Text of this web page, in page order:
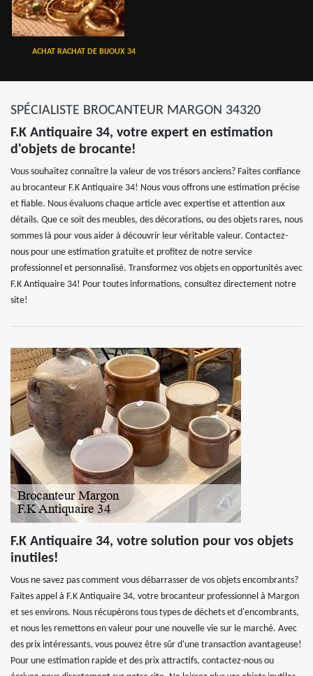
ACHAT RACHAT DE BIJOUX 34
SPÉCIALISTE BROCANTEUR MARGON 34320
F.K Antiquaire 34, votre expert en estimation
d'objets de brocante!
Vous souhaitez connaître la valeur de vos trésors anciens? Faites confiance
au brocanteur F.K Antiquaire 34! Nous vous offrons une estimation précise
et fiable. Nous évaluons chaque article avec expertise et attention aux
détails. Que ce soit des meubles, des décorations, ou des objets rares, nous
sommes là pour vous aider à découvrir leur véritable valeur. Contactez-
nous pour une estimation gratuite et profitez de notre service
professionnel et personnalisé. Transformez vos objets en opportunités avec
F.K Antiquaire 34! Pour toutes informations, consultez directement notre
site!
F.K Antiquaire 34, votre solution pour vos objets
inutiles!
Vous ne savez pas comment vous débarrasser de vos objets encombrants?
Faites appel à F.K Antiquaire 34, votre brocanteur professionnel à Margon
et ses environs. Nous récupérons tous types de déchets et d'encombrants,
et nous les remettons en valeur pour une nouvelle vie sur le marché. Avec
des prix intéressants, vous pouvez être sûr d'une transaction avantageuse!
Pour une estimation rapide et des prix attractifs, contactez-nous ou